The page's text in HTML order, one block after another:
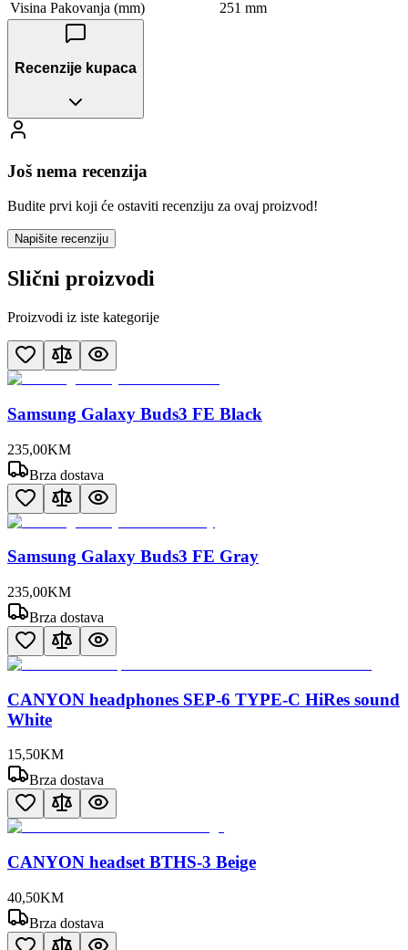
Visina Pakovanja (mm) 251 mm
Recenzije kupaca
Još nema recenzija
Budite prvi koji će ostaviti recenziju za ovaj proizvod!
Napišite recenziju
Slični proizvodi
Proizvodi iz iste kategorije
Samsung Galaxy Buds3 FE Black
235,00KM
Brza dostava
Samsung Galaxy Buds3 FE Gray
235,00KM
Brza dostava
CANYON headphones SEP-6 TYPE-C HiRes sound
White
15,50KM
Brza dostava
CANYON headset BTHS-3 Beige
40,50KM
Brza dostava